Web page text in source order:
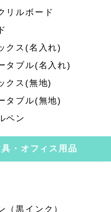
リルボード
クス(名入れ)
タブル(名入れ)
クス(無地)
タブル(無地)
ペン
・オフィス用品
（黒インク）